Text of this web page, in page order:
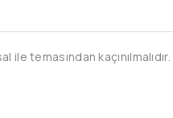
temasından kaçınılmalıdır.